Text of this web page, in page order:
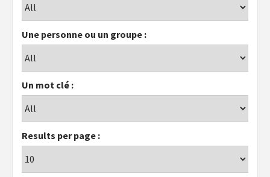
Une personne ou un groupe :
Un mot clé :
Results per page :